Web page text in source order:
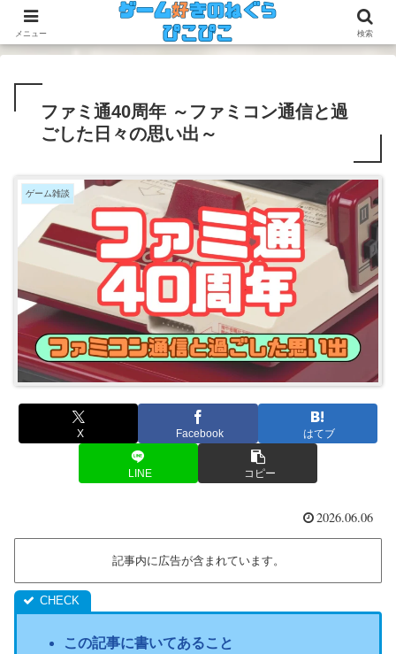
今のゲームも昔のゲームも面白い！
ファミ通40周年 ～ファミコン通信と過
ごした日々の思い出～
ゲーム雑談
X Facebook はてブ
LINE コピー
2026.06.06
記事内に広告が含まれています。
この記事に書いてあること
メニュー 検索